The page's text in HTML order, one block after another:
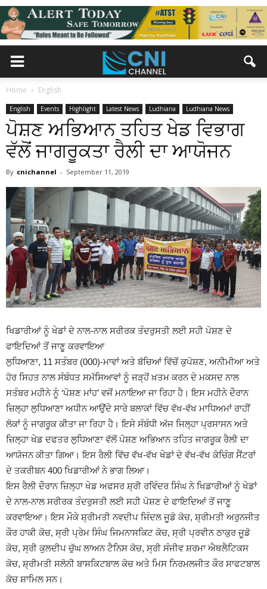
Home English
English Events Highlight Latest News Ludhiana Ludhiana News
ਪੋਸ਼ਣ ਅਭਿਆਨ ਤਹਿਤ ਖੇਡ ਵਿਭਾਗ
ਵੱਲੋਂ ਜਾਗਰੂਕਤਾ ਰੈਲੀ ਦਾ ਆਯੋਜਨ
By cnichannel - September 11, 2019
ਖਿਡਾਰੀਆਂ ਨੂੰ ਖੇਡਾਂ ਦੇ ਨਾਲ-ਨਾਲ ਸਰੀਰਕ ਤੰਦਰੁਸਤੀ ਲਈ ਸਹੀ ਪੋਸ਼ਣ ਦੇ
ਫਾਇਦਿਆਂ ਤੋਂ ਜਾਣੂ ਕਰਵਾਇਆ
ਲੁਧਿਆਣਾ, 11 ਸਤੰਬਰ (000)-ਮਾਵਾਂ ਅਤੇ ਬੱਚਿਆਂ ਵਿੱਚੋਂ ਕੁਪੋਸ਼ਣ, ਅਨੀਮੀਆ ਅਤੇ
ਹੋਰ ਸਿਹਤ ਨਾਲ ਸੰਬੰਧਤ ਸਮੱਸਿਆਵਾਂ ਨੂੰ ਜੜ੍ਹੋਂ ਖ਼ਤਮ ਕਰਨ ਦੇ ਮਕਸਦ ਨਾਲ
ਸਤੰਬਰ ਮਹੀਨੇ ਨੂੰ ‘ਪੋਸ਼ਣ ਮਾਂਹ’ ਵਜੋਂ ਮਨਾਇਆ ਜਾ ਰਿਹਾ ਹੈ। ਇਸ ਮਹੀਨੇ ਦੌਰਾਨ
ਜ਼ਿਲ੍ਹਾ ਲੁਧਿਆਣਾ ਅਧੀਨ ਆਉਂਦੇ ਸਾਰੇ ਬਲਾਕਾਂ ਵਿੱਚ ਵੱਖ-ਵੱਖ ਮਾਧਿਅਮਾਂ ਰਾਹੀਂ
ਲੋਕਾਂ ਨੂੰ ਜਾਗਰੂਕ ਕੀਤਾ ਜਾ ਰਿਹਾ ਹੈ। ਇਸੇ ਸੰਬੰਧੀ ਅੱਜ ਜਿਲ੍ਹਾ ਪ੍ਰਸਾਸਨ ਅਤੇ
ਜ਼ਿਲ੍ਹਾ ਖੇਡ ਦਫਤਰ ਲੁਧਿਆਣਾ ਵੱਲੋਂ ਪੋਸ਼ਣ ਅਭਿਆਨ ਤਹਿਤ ਜਾਗਰੂਕ ਰੈਲੀ ਦਾ
ਆਯੋਜਨ ਕੀਤਾ ਗਿਆ। ਇਸ ਰੈਲੀ ਵਿੱਚ ਵੱਖ-ਵੱਖ ਖੇਡਾਂ ਦੇ ਵੱਖ-ਵੱਖ ਕੋਚਿੰਗ ਸੈਂਟਰਾਂ
ਦੇ ਤਕਰੀਬਨ 400 ਖਿਡਾਰੀਆਂ ਨੇ ਭਾਗ ਲਿਆ।
ਇਸ ਰੈਲੀ ਦੌਰਾਨ ਜ਼ਿਲ੍ਹਾ ਖੇਡ ਅਫਸਰ ਸ਼੍ਰੀ ਰਵਿੰਦਰ ਸਿੰਘ ਨੇ ਖਿਡਾਰੀਆਂ ਨੂੰ ਖੇਡਾਂ
ਦੇ ਨਾਲ-ਨਾਲ ਸਰੀਰਕ ਤੰਦਰੁਸਤੀ ਲਈ ਸਹੀ ਪੋਸ਼ਣ ਦੇ ਫਾਇਦਿਆਂ ਤੋਂ ਜਾਣੂ
ਕਰਵਾਇਆ। ਇਸ ਮੌਕੇ ਸ਼੍ਰੀਮਤੀ ਨਵਦੀਪ ਜਿੰਦਲ ਜੂਡੋ ਕੋਚ, ਸ਼੍ਰੀਮਤੀ ਅਰੁਨਜੀਤ
ਕੌਰ ਹਾਕੀ ਕੋਚ, ਸ੍ਰੀ ਪ੍ਰੇਮ ਸਿੰਘ ਜਿਮਨਾਸਕਿਟ ਕੋਚ, ਸ੍ਰੀ ਪ੍ਰਵੀਨ ਠਾਕੁਰ ਜੂਡੋ
ਕੋਚ, ਸ੍ਰੀ ਕੁਲਦੀਪ ਚੁੱਘ ਲਾਅਨ ਟੈਨਿਸ ਕੋਚ, ਸ੍ਰੀ ਸੰਜੀਵ ਸ਼ਰਮਾ ਐਥਲੈਟਿਕਸ
ਕੋਚ, ਸ਼੍ਰੀਮਤੀ ਸਲੋਨੀ ਬਾਸਕਿਟਬਾਲ ਕੋਚ ਅਤੇ ਮਿਸ ਨਿਰਮਲਜੀਤ ਕੌਰ ਸਾਫਟਬਾਲ
ਕੋਚ ਸ਼ਾਮਿਲ ਸਨ।